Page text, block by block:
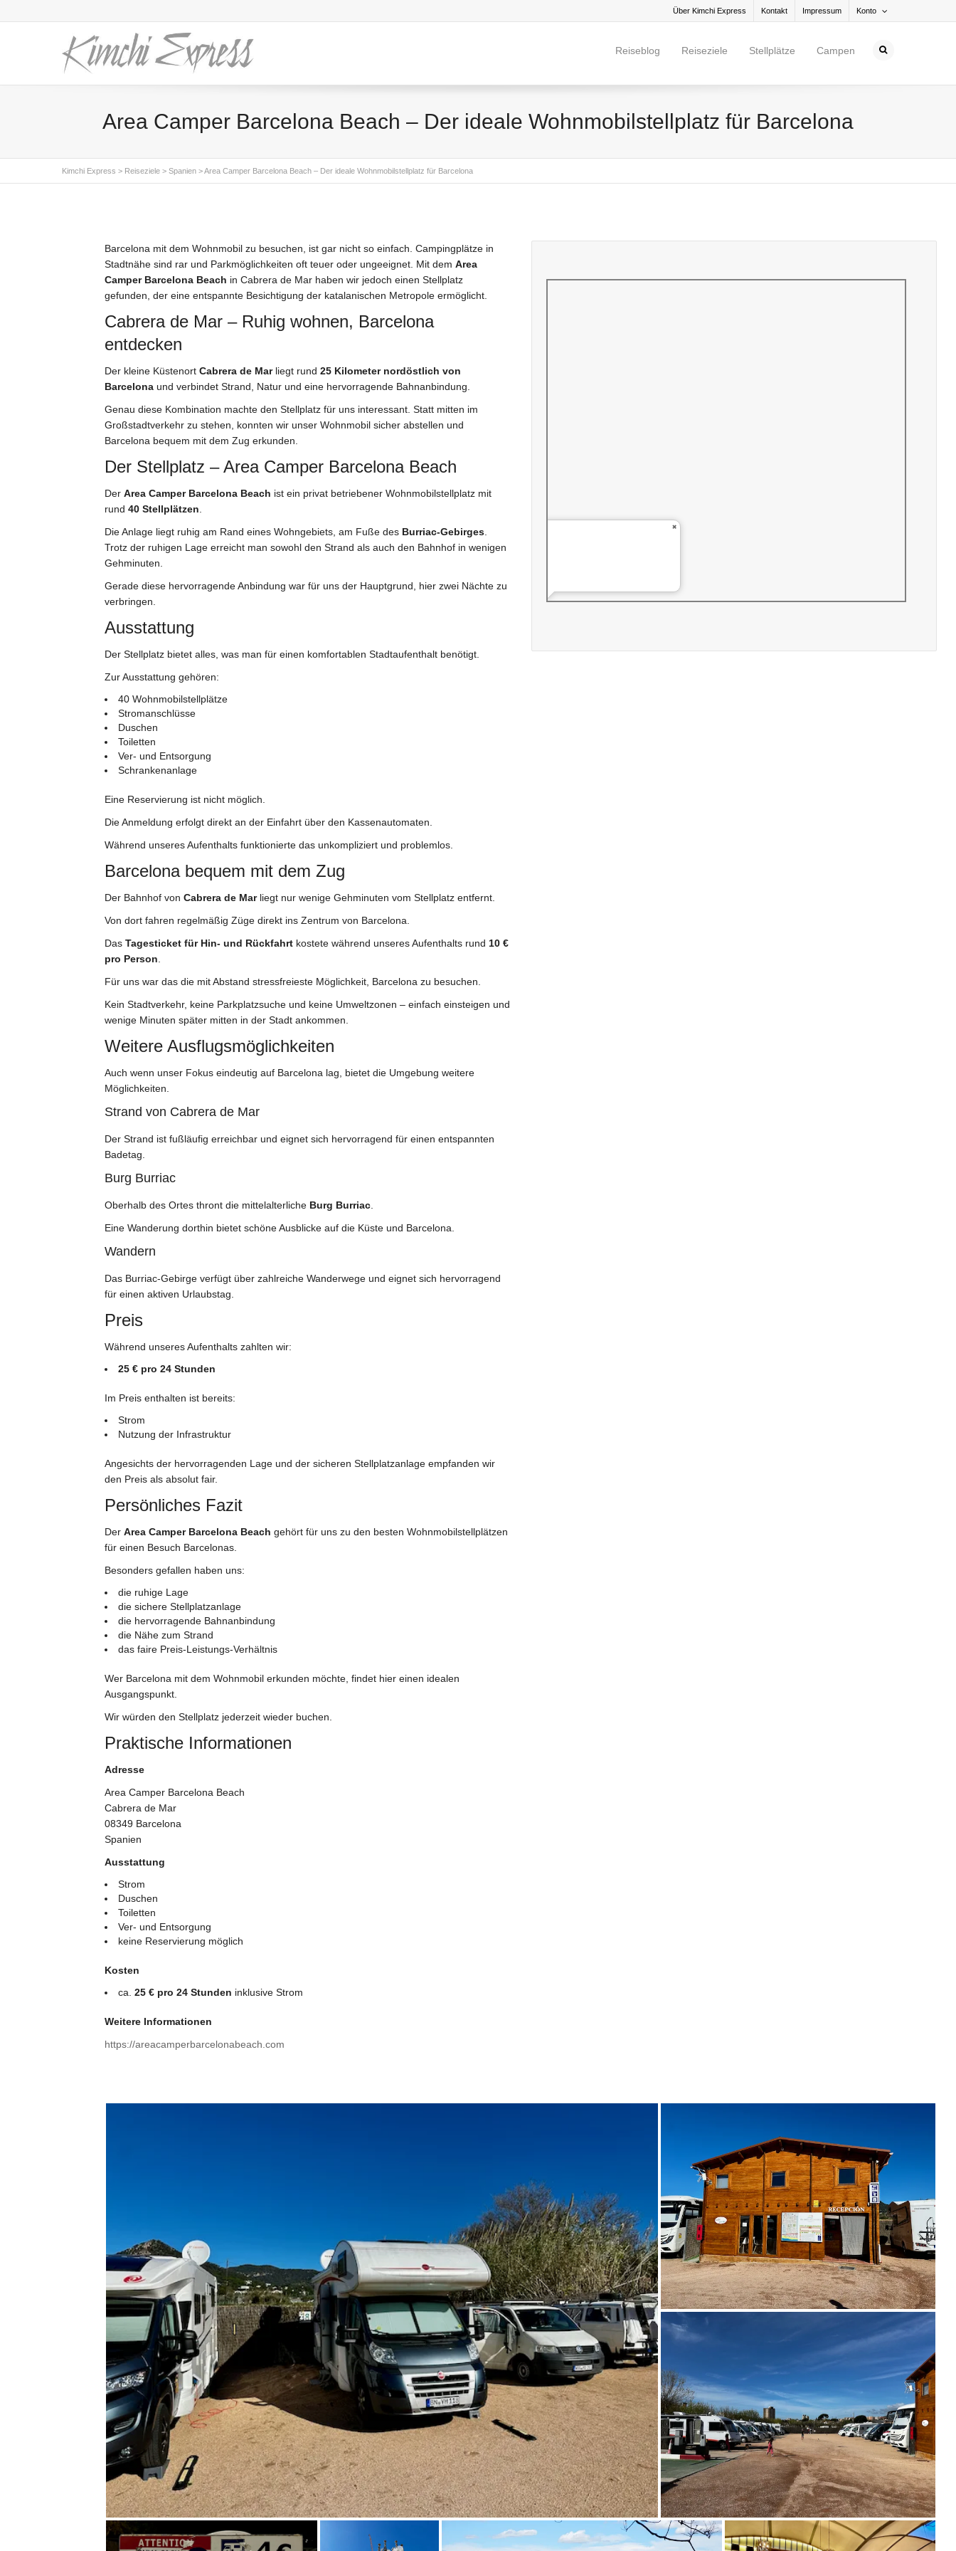
Konto
Über Kimchi Express Kontakt Impressum
Reiseblog Reiseziele Stellplätze Campen
Area Camper Barcelona Beach – Der ideale Wohnmobilstellplatz für Barcelona
Kimchi Express > Reiseziele > Spanien >Area Camper Barcelona Beach – Der ideale Wohnmobilstellplatz für Barcelona
Barcelona mit dem Wohnmobil zu besuchen, ist gar nicht so einfach. Campingplätze in
Stadtnähe sind rar und Parkmöglichkeiten oft teuer oder ungeeignet. Mit dem Area
Camper Barcelona Beach in Cabrera de Mar haben wir jedoch einen Stellplatz
gefunden, der eine entspannte Besichtigung der katalanischen Metropole ermöglicht.
Cabrera de Mar – Ruhig wohnen, Barcelona
entdecken
Der kleine Küstenort Cabrera de Marliegt rund 25 Kilometer nordöstlich von
Barcelona und verbindet Strand, Natur und eine hervorragende Bahnanbindung.
Genau diese Kombination machte den Stellplatz für uns interessant. Statt mitten im
Großstadtverkehr zu stehen, konnten wir unser Wohnmobil sicher abstellen und
Barcelona bequem mit dem Zug erkunden.
Der Stellplatz – Area Camper Barcelona Beach
Der Area Camper Barcelona Beach ist ein privat betriebener Wohnmobilstellplatz mit
rund 40 Stellplätzen
Die Anlage liegt ruhig am Rand eines Wohngebiets, am Fuße des Burriac-Gebirges
Trotz der ruhigen Lage erreicht man sowohl den Strand als auch den Bahnhof in wenigen
Gehminuten.
Gerade diese hervorragende Anbindung war für uns der Hauptgrund, hier zwei Nächte zu
verbringen.
Ausstattung
Der Stellplatz bietet alles, was man für einen komfortablen Stadtaufenthalt benötigt.
Zur Ausstattung gehören:
40 Wohnmobilstellplätze
Stromanschlüsse
Duschen
Toiletten
Ver- und Entsorgung
Schrankenanlage
Eine Reservierung ist nicht möglich.
Die Anmeldung erfolgt direkt an der Einfahrt über den Kassenautomaten.
Während unseres Aufenthalts funktionierte das unkompliziert und problemlos.
Barcelona bequem mit dem Zug
Der Bahnhof von Cabrera de Marliegt nur wenige Gehminuten vom Stellplatz entfernt.
Von dort fahren regelmäßig Züge direkt ins Zentrum von Barcelona.
Das Tagesticket für Hin- und Rückfahrt kostete während unseres Aufenthalts rund 10 €
pro Person
Für uns war das die mit Abstand stressfreieste Möglichkeit, Barcelona zu besuchen.
Kein Stadtverkehr, keine Parkplatzsuche und keine Umweltzonen – einfach einsteigen und
wenige Minuten später mitten in der Stadt ankommen.
Weitere Ausflugsmöglichkeiten
Auch wenn unser Fokus eindeutig auf Barcelona lag, bietet die Umgebung weitere
Möglichkeiten.
Strand von Cabrera de Mar
Der Strand ist fußläufig erreichbar und eignet sich hervorragend für einen entspannten
Badetag.
Burg Burriac
Oberhalb des Ortes thront die mittelalterliche Burg Burriac
Eine Wanderung dorthin bietet schöne Ausblicke auf die Küste und Barcelona.
Wandern
Das Burriac-Gebirge verfügt über zahlreiche Wanderwege und eignet sich hervorragend
für einen aktiven Urlaubstag.
Preis
Während unseres Aufenthalts zahlten wir:
25 € pro 24 Stunden
Im Preis enthalten ist bereits:
Strom
Nutzung der Infrastruktur
Angesichts der hervorragenden Lage und der sicheren Stellplatzanlage empfanden wir
den Preis als absolut fair.
Persönliches Fazit
Der Area Camper Barcelona Beach gehört für uns zu den besten Wohnmobilstellplätzen
für einen Besuch Barcelonas.
Besonders gefallen haben uns:
die ruhige Lage
die sichere Stellplatzanlage
die hervorragende Bahnanbindung
die Nähe zum Strand
das faire Preis-Leistungs-Verhältnis
Wer Barcelona mit dem Wohnmobil erkunden möchte, findet hier einen idealen
Ausgangspunkt.
Wir würden den Stellplatz jederzeit wieder buchen.
Praktische Informationen
Adresse
Area Camper Barcelona Beach
Cabrera de Mar
08349 Barcelona
Spanien
Ausstattung
Strom
Duschen
Toiletten
Ver- und Entsorgung
keine Reservierung möglich
Kosten
ca. 25 € pro 24 Stunden inklusive Strom
Weitere Informationen
https://areacamperbarcelonabeach.com